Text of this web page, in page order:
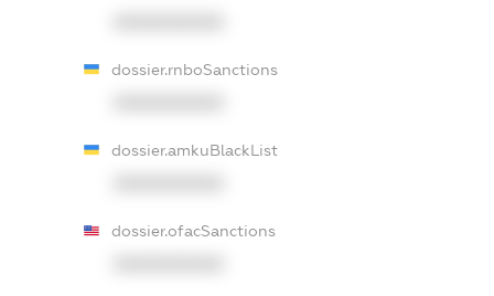
dossier.rnboSanctions
dossier.amkuBlackList
dossier.ofacSanctions